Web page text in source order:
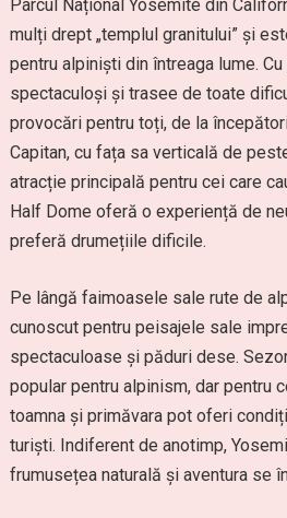
Parcul Național Yosemite din
mulți drept „templul granitului” și
pentru alpiniști din întreaga lume.
spectaculoși și trasee de toate
provocări pentru toți, de la
Capitan, cu fața sa verticală de
atracție principală pentru cei care
Half Dome oferă o experiență de
preferă drumețiile dificile.
Pe lângă faimoasele sale rute de
cunoscut pentru peisajele sale
spectaculoase și păduri dese.
popular pentru alpinism, dar pentru
toamna și primăvara pot oferi
turiști. Indiferent de anotimp,
frumusețea naturală și aventura se